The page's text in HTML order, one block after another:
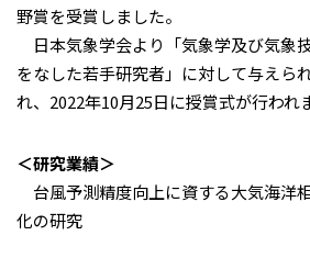
野賞を受賞しました。
日本気象学会より「気象学及び気象
をなした若手研究者」に対して与えら
れ、2022年10月25日に授賞式が行われ
＜研究業績＞
台風予測精度向上に資する大気海洋
化の研究